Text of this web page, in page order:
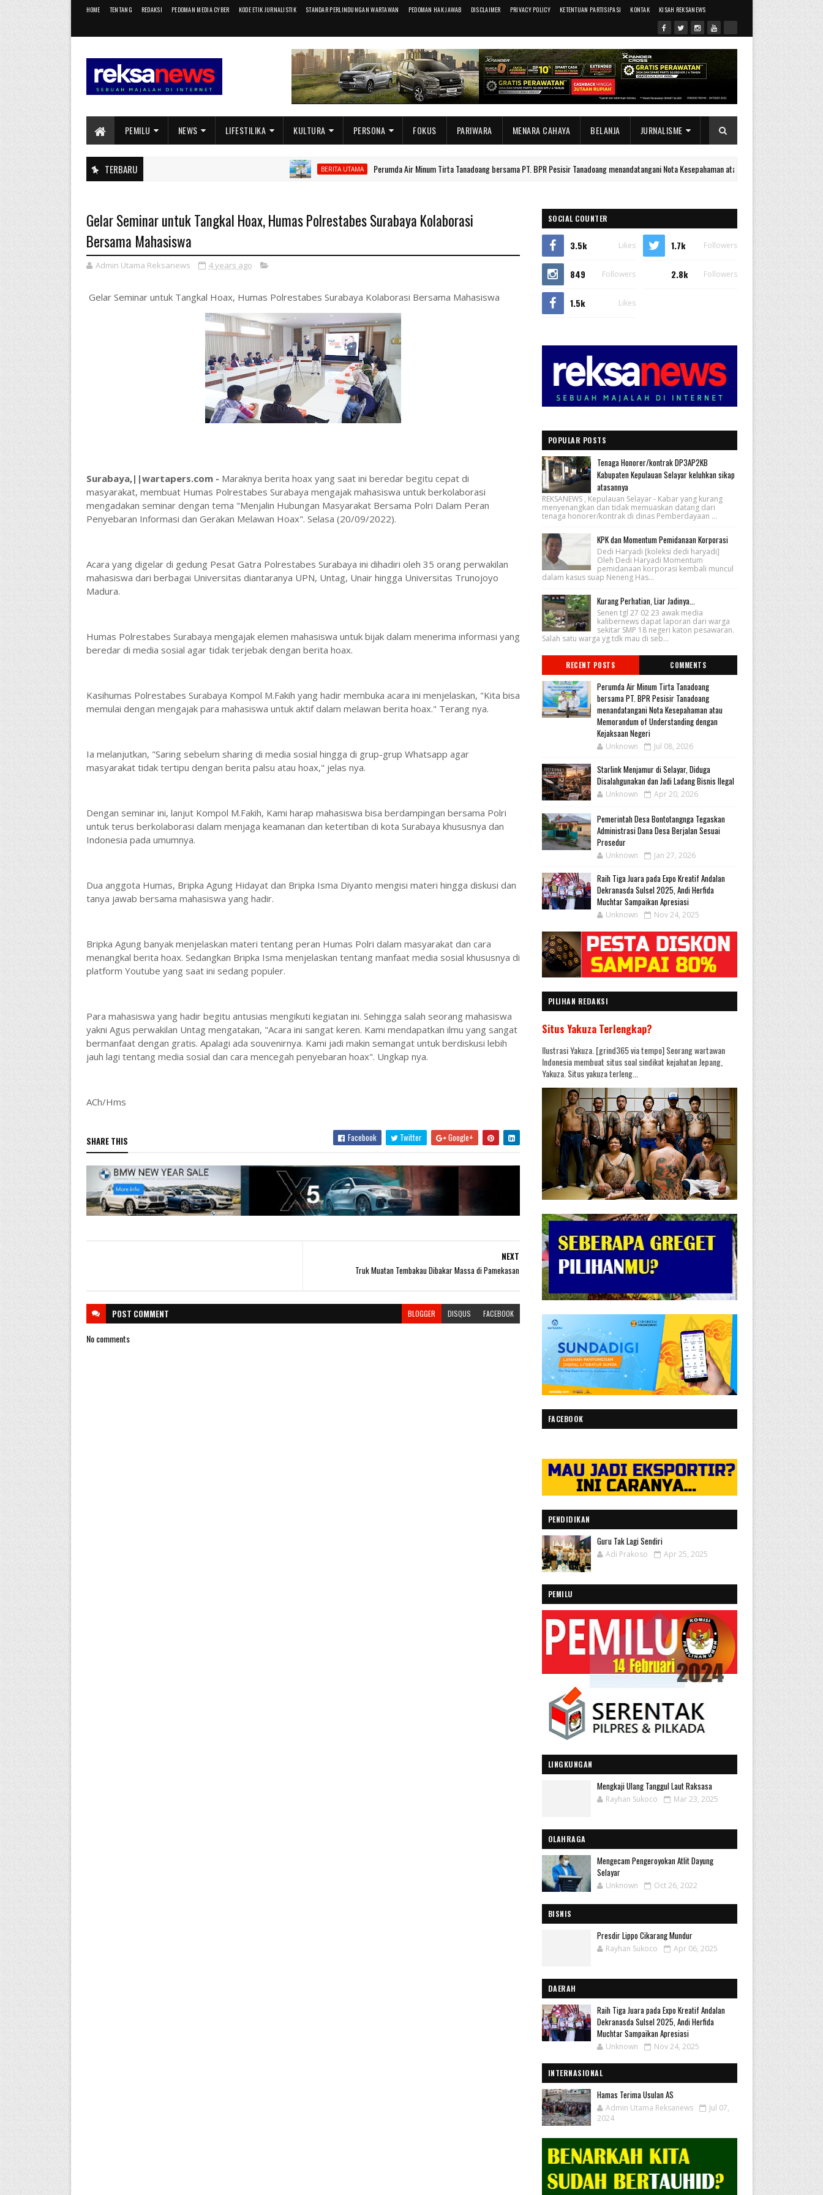
HOME TENTANG REDAKSI PEDOMAN MEDIA CYBER KODE ETIK JURNALISTIK STANDAR PERLINDUNGAN WARTAWAN PEDOMAN HAK JAWAB DISCLAIMER PRIVACY POLICY KETENTUAN PARTISIPASI KONTAK KISAH REKSANEWS
PEMILU NEWS LIFESTILIKA KULTURA PERSONA FOKUS PARIWARA MENARA CAHAYA BELANJA JURNALISME
TERBARU BERITA UTAMA Perumda Air Minum Tirta Tanadoang bersama PT. BPR Pesisir Tanadoang menandatangani Nota Kesepahaman atau Memorandum of Understanding
Gelar Seminar untuk Tangkal Hoax, Humas Polrestabes Surabaya Kolaborasi
Bersama Mahasiswa
Admin Utama Reksanews 4 years ago
Gelar Seminar untuk Tangkal Hoax, Humas Polrestabes Surabaya Kolaborasi Bersama Mahasiswa
Surabaya,||wartapers.com - Maraknya berita hoax yang saat ini beredar begitu cepat di
masyarakat, membuat Humas Polrestabes Surabaya mengajak mahasiswa untuk berkolaborasi
mengadakan seminar dengan tema "Menjalin Hubungan Masyarakat Bersama Polri Dalam Peran
Penyebaran Informasi dan Gerakan Melawan Hoax". Selasa (20/09/2022).
Acara yang digelar di gedung Pesat Gatra Polrestabes Surabaya ini dihadiri oleh 35 orang perwakilan
mahasiswa dari berbagai Universitas diantaranya UPN, Untag, Unair hingga Universitas Trunojoyo
Madura.
Humas Polrestabes Surabaya mengajak elemen mahasiswa untuk bijak dalam menerima informasi yang
beredar di media sosial agar tidak terjebak dengan berita hoax.
Kasihumas Polrestabes Surabaya Kompol M.Fakih yang hadir membuka acara ini menjelaskan, "Kita bisa
memulai dengan mengajak para mahasiswa untuk aktif dalam melawan berita hoax." Terang nya.
Ia melanjutkan, "Saring sebelum sharing di media sosial hingga di grup-grup Whatsapp agar
masyarakat tidak tertipu dengan berita palsu atau hoax," jelas nya.
Dengan seminar ini, lanjut Kompol M.Fakih, Kami harap mahasiswa bisa berdampingan bersama Polri
untuk terus berkolaborasi dalam menjaga keamanan dan ketertiban di kota Surabaya khususnya dan
Indonesia pada umumnya.
Dua anggota Humas, Bripka Agung Hidayat dan Bripka Isma Diyanto mengisi materi hingga diskusi dan
tanya jawab bersama mahasiswa yang hadir.
Bripka Agung banyak menjelaskan materi tentang peran Humas Polri dalam masyarakat dan cara
menangkal berita hoax. Sedangkan Bripka Isma menjelaskan tentang manfaat media sosial khususnya di
platform Youtube yang saat ini sedang populer.
Para mahasiswa yang hadir begitu antusias mengikuti kegiatan ini. Sehingga salah seorang mahasiswa
yakni Agus perwakilan Untag mengatakan, "Acara ini sangat keren. Kami mendapatkan ilmu yang sangat
bermanfaat dengan gratis. Apalagi ada souvenirnya. Kami jadi makin semangat untuk berdiskusi lebih
jauh lagi tentang media sosial dan cara mencegah penyebaran hoax". Ungkap nya.
ACh/Hms
SHARE THIS Facebook Twitter Google+
NEXT
Truk Muatan Tembakau Dibakar Massa di Pamekasan
POST COMMENT BLOGGER DISQUS FACEBOOK
No comments
SOCIAL COUNTER
3.5k Likes 1.7k Followers
849 Followers 2.8k Followers
1.5k Likes
POPULAR POSTS
Tenaga Honorer/kontrak DP3AP2KB
Kabupaten Kepulauan Selayar keluhkan sikap
atasannya
REKSANEWS , Kepulauan Selayar - Kabar yang kurang
menyenangkan dan tidak memuaskan datang dari
tenaga honorer/kontrak di dinas Pemberdayaan ...
KPK dan Momentum Pemidanaan Korporasi
Dedi Haryadi [koleksi dedi haryadi]
Oleh Dedi Haryadi Momentum
pemidanaan korporasi kembali muncul
dalam kasus suap Neneng Has...
Kurang Perhatian, Liar Jadinya...
Senen tgl 27 02 23 awak media
kalibernews dapat laporan dari warga
sekitar SMP 18 negeri katon pesawaran.
Salah satu warga yg tdk mau di seb...
RECENT POSTS COMMENTS
Perumda Air Minum Tirta Tanadoang
bersama PT. BPR Pesisir Tanadoang
menandatangani Nota Kesepahaman atau
Memorandum of Understanding dengan
Kejaksaan Negeri
Unknown Jul 08, 2026
Starlink Menjamur di Selayar, Diduga
Disalahgunakan dan Jadi Ladang Bisnis Ilegal
Unknown Apr 20, 2026
Pemerintah Desa Bontotangnga Tegaskan
Administrasi Dana Desa Berjalan Sesuai
Prosedur
Unknown Jan 27, 2026
Raih Tiga Juara pada Expo Kreatif Andalan
Dekranasda Sulsel 2025, Andi Herfida
Muchtar Sampaikan Apresiasi
Unknown Nov 24, 2025
PILIHAN REDAKSI
Situs Yakuza Terlengkap?
Ilustrasi Yakuza. [grind365 via tempo] Seorang wartawan
Indonesia membuat situs soal sindikat kejahatan Jepang,
Yakuza. Situs yakuza terleng...
FACEBOOK
PENDIDIKAN
Guru Tak Lagi Sendiri
Adi Prakoso Apr 25, 2025
PEMILU
LINGKUNGAN
Mengkaji Ulang Tanggul Laut Raksasa
Rayhan Sukoco Mar 23, 2025
OLAHRAGA
Mengecam Pengeroyokan Atlit Dayung
Selayar
Unknown Oct 26, 2022
BISNIS
Presdir Lippo Cikarang Mundur
Rayhan Sukoco Apr 06, 2025
DAERAH
Raih Tiga Juara pada Expo Kreatif Andalan
Dekranasda Sulsel 2025, Andi Herfida
Muchtar Sampaikan Apresiasi
Unknown Nov 24, 2025
INTERNASIONAL
Hamas Terima Usulan AS
Admin Utama Reksanews
Jul 07,
2024